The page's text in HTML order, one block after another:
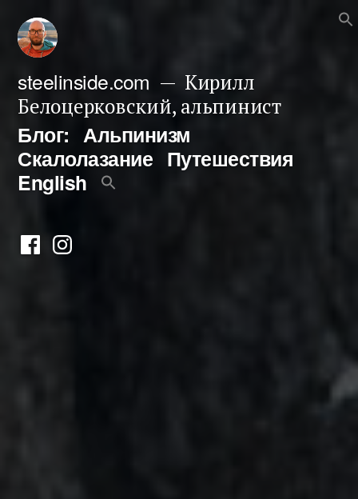
Перейти
содержимому
steelinside.com
Кирилл
Белоцерковский, альпинист
Блог: Альпинизм
Скалолазание Путешествия
English
ФейсбукИнстаграм